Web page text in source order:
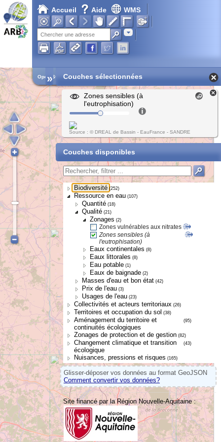
Accueil Aide WMS
Adresse
Open Street Map
» Couches sélectionnées
Zones sensibles (à
l'eutrophisation)
Source : © DREAL de Bassin - EauFrance - SANDRE
Couches disponibles
Biodiversité (252)
Ressource en eau (107)
Quantité (18)
Qualité (21)
Zonages (2)
Zones vulnérables aux nitrates
Zones sensibles (à
l'eutrophisation)
Eaux continentales (8)
Eaux littorales (8)
Eau potable (1)
Eaux de baignade (2)
Masses d'eau et bon état (42)
Prix de l'eau (3)
Usages de l'eau (23)
Collectivités et acteurs territoriaux (26)
Territoires et occupation du sol (38)
Aménagement du territoire et
continuités écologiques
(95)
Zonages de protection et de gestion (82)
Changement climatique et transition
écologique
(43)
Nuisances, pressions et risques (165)
Glisser-déposer vos données au format GeoJSON
Comment convertir vos données?
Site financé par la Région Nouvelle-Aquitaine :